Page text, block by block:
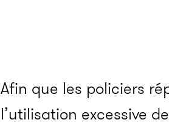
Afin que les policiers
l’utilisation excessive